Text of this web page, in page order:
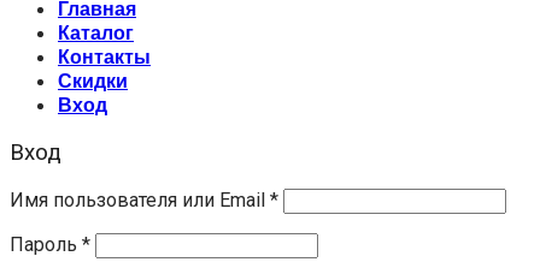
Главная
Каталог
Контакты
Скидки
Вход
Вход
Имя пользователя или Email *
Пароль *